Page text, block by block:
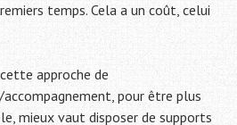
temps. Cela a un coût, celui
approche de
pour être plus
mieux vaut disposer de supports